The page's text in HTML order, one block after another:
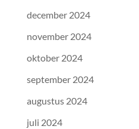
december 2024
november 2024
oktober 2024
september 2024
augustus 2024
juli 2024